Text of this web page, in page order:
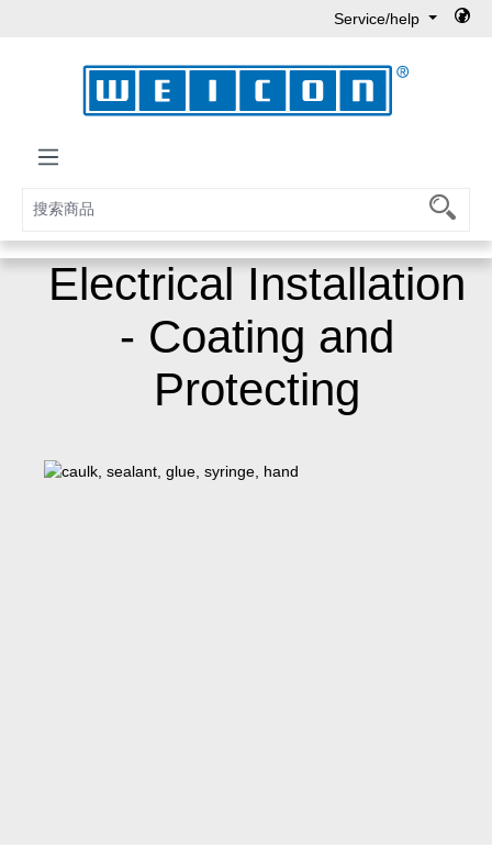
Service/help
Electrical Installation
- Coating and
Protecting